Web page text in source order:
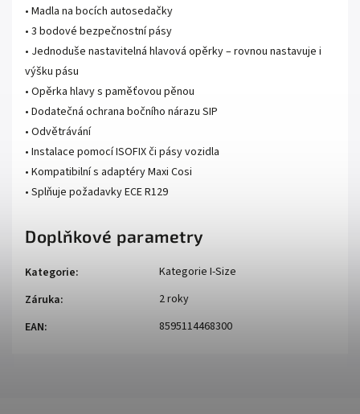
• Madla na bocích autosedačky
• 3 bodové bezpečnostní pásy
• Jednoduše nastavitelná hlavová opěrky – rovnou nastavuje i
výšku pásu
• Opěrka hlavy s paměťovou pěnou
• Dodatečná ochrana bočního nárazu SIP
• Odvětrávání
• Instalace pomocí ISOFIX či pásy vozidla
• Kompatibilní s adaptéry Maxi Cosi
• Splňuje požadavky ECE R129
Doplňkové parametry
Kategorie:
Kategorie I-Size
Záruka:
2 roky
EAN: 8595114468300